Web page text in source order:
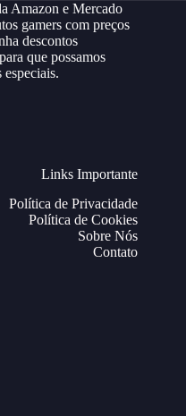
Amazon e Mercado
gamers com preços
descontos
que possamos
Links Importante
Política de Privacidade
Política de Cookies
Sobre Nós
Contato